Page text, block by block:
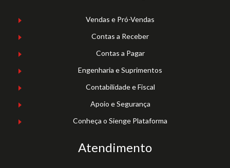
Vendas e Pró-Vendas
Contas a Receber
Contas a Pagar
Engenharia e Suprimentos
Contabilidade e Fiscal
Apoio e Segurança
Conheça o Sienge Plataforma
Atendimento